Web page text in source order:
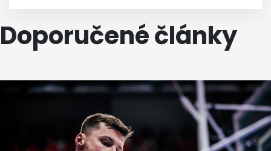
Doporučené články